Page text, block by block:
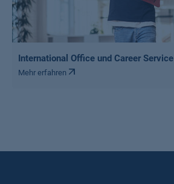
International Office und Career Service
Mehr erfahren